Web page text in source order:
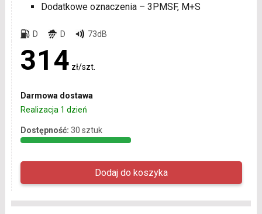
Dodatkowe oznaczenia – 3PMSF, M+S
D D 73dB
314 zł/szt.
Darmowa dostawa
Realizacja 1 dzień
Dostępność: 30 sztuk